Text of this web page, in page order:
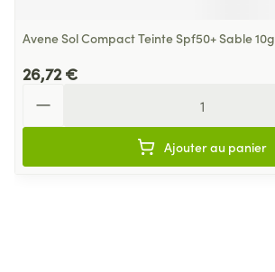
Avene Sol Compact Teinte Spf50+ Sable 10g
26,72 €
Ajouter au panier